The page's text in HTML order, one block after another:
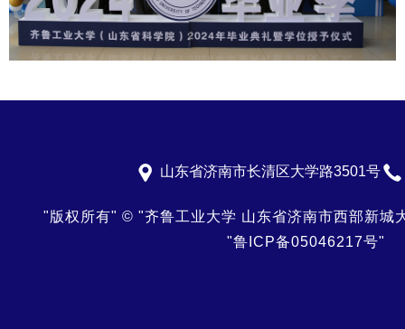
山东省济南市长清区大学路3501号
"版权所有" © "齐鲁工业大学 山东省济南市西部新城
"鲁ICP备05046217号"